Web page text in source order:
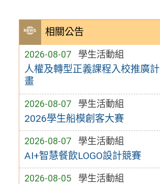
相關公告
2026-08-07 學生活動組
人權及轉型正義課程入校推廣計
畫
2026-08-07 學生活動組
2026學生船模創客大賽
2026-08-07 學生活動組
AI+智慧餐飲LOGO設計競賽
2026-08-05 學生活動組